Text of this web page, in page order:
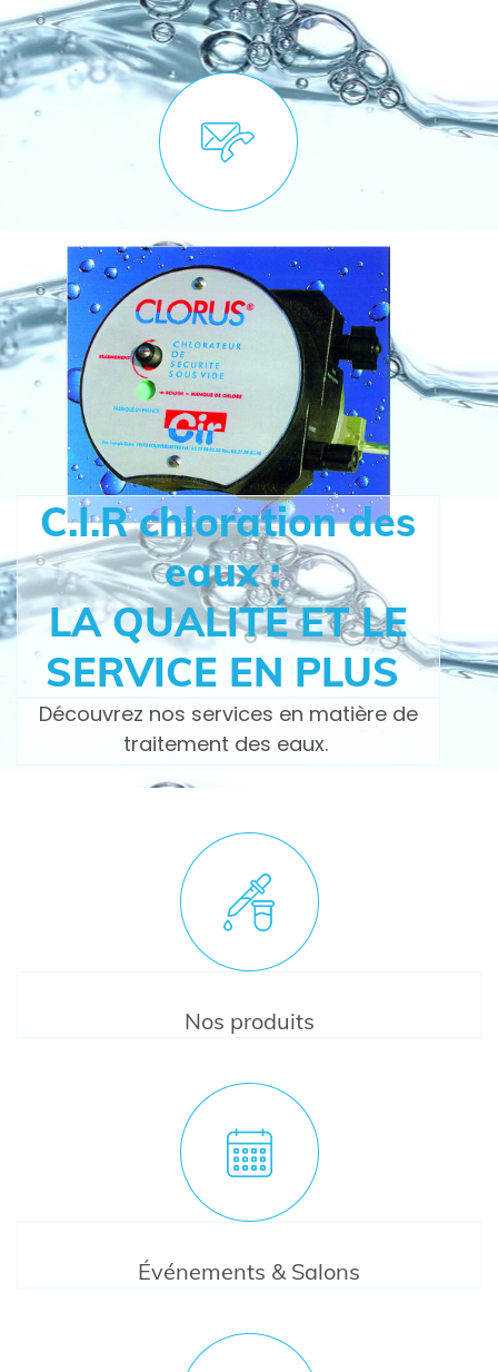
C.I.R chloration des
eaux :
LA QUALITÉ ET LE
SERVICE EN PLUS
Découvrez nos services en matière de
traitement des eaux.
Nos produits
Événements & Salons